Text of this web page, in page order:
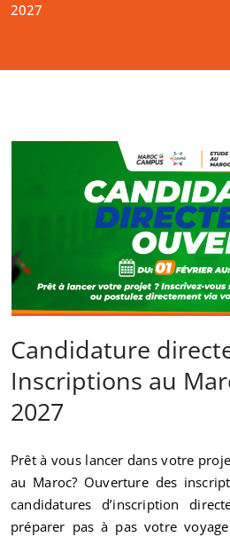
2027
Candidature
Inscriptions au
2027
Prêt à vous lancer dans votre
au Maroc? Ouverture des
candidatures d’inscription
préparer pas à pas votre